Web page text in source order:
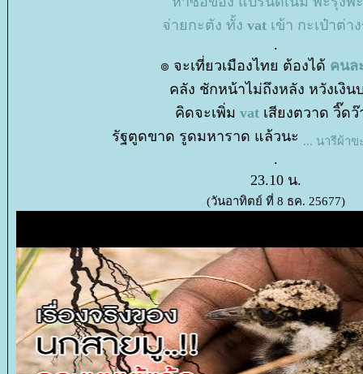
จ่ายกะตัง ทั้ง vat เข้า กะเป๋าต่า
.
๏ จะเที่ยวเมืองไทย ต้องได้ คนล
คลัง ชักหน้าไม่ถึงหลัง หวังเงิน
คิดจะเพิ่ม vatเสียงตวาด วิ๊ดว๊
รัฐตูดขาด รูดมหาราด แล้วนะ ... นารีผ้า
.
23.10 น.
(วันอาทิตย์ ที่ 8 ธค. 25677)